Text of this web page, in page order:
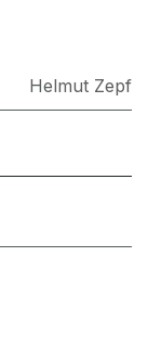
Helmut Zepf